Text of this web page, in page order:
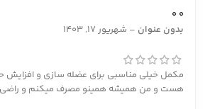
0
0
بدون عنوان – شهریور 17, 1403
مکمل خیلی مناسبی برای عضله سازی و
هست و من همیشه همینو مصرف میکنم و